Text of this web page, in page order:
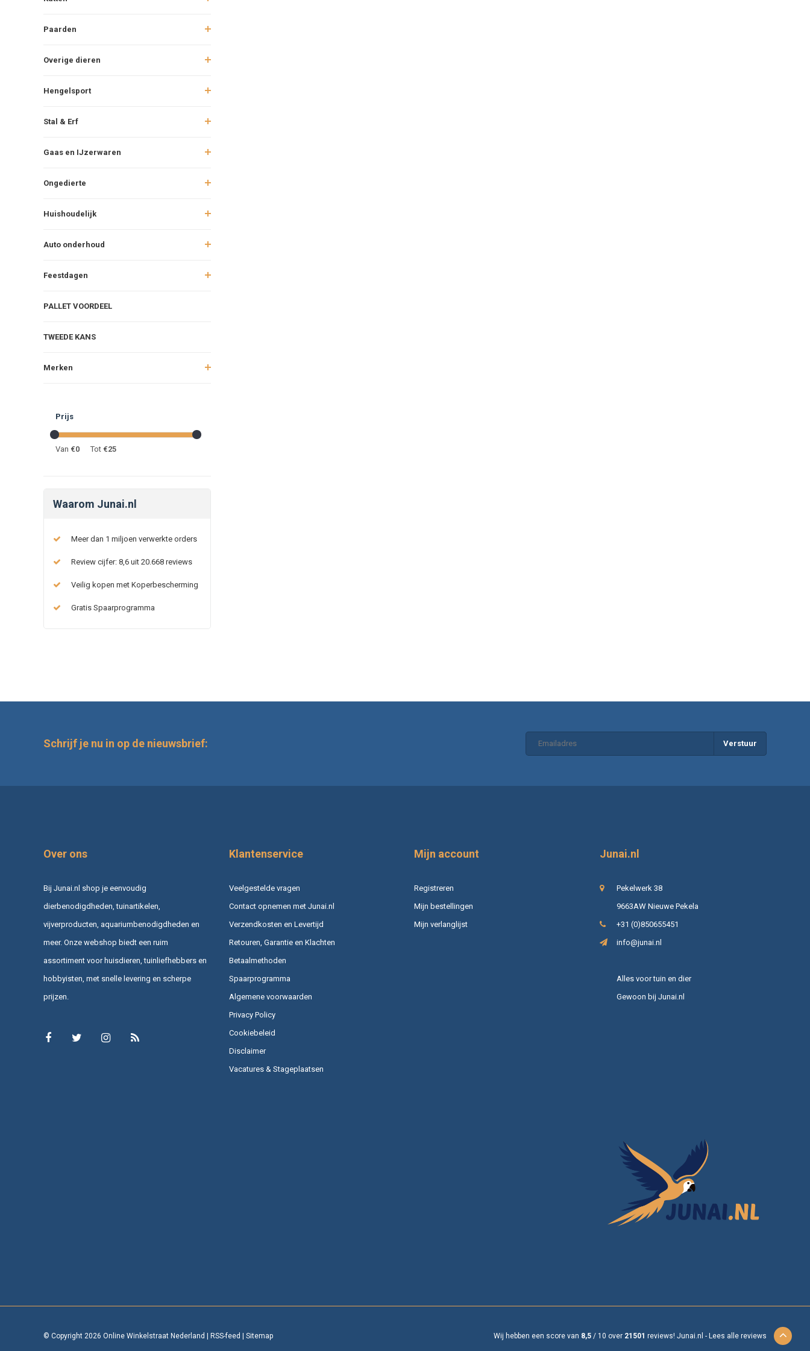
Paarden
Overige dieren
Hengelsport
Stal & Erf
Gaas en IJzerwaren
Ongedierte
Huishoudelijk
Auto onderhoud
Feestdagen
PALLET VOORDEEL
TWEEDE KANS
Merken
Prijs
Van €0 Tot €25
Waarom Junai.nl
Meer dan 1 miljoen verwerkte orders
Review cijfer: 8,6 uit 20.668 reviews
Veilig kopen met Koperbescherming
Gratis Spaarprogramma
Schrijf je nu in op de nieuwsbrief: Verstuur
Over ons
Bij Junai.nl shop je eenvoudig
dierbenodigdheden, tuinartikelen,
vijverproducten, aquariumbenodigdheden en
meer. Onze webshop biedt een ruim
assortiment voor huisdieren, tuinliefhebbers en
hobbyisten, met snelle levering en scherpe
prijzen.
Klantenservice
Veelgestelde vragen
Contact opnemen met Junai.nl
Verzendkosten en Levertijd
Retouren, Garantie en Klachten
Betaalmethoden
Spaarprogramma
Algemene voorwaarden
Privacy Policy
Cookiebeleid
Disclaimer
Vacatures & Stageplaatsen
Mijn account
Registreren
Mijn bestellingen
Mijn verlanglijst
Junai.nl
Pekelwerk 38
9663AW Nieuwe Pekela
+31 (0)850655451
info@junai.nl
Alles voor tuin en dier
Gewoon bij Junai.nl
© Copyright 2026 Online Winkelstraat Nederland | RSS-feed | Sitemap Wij hebben een score van 8,5 / 10 over 21501 reviews! Junai.nl - Lees alle reviews